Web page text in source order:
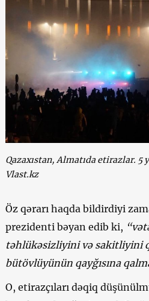
Qazaxıstan, Almatıda etirazlar. 5
Vlast.kz
Öz qərarı haqda bildirdiyi
prezidenti bəyan edib ki,
təhlükəsizliyini və sakitliyini
bütövlüyünün qayğısına
O, etirazçıları dəqiq